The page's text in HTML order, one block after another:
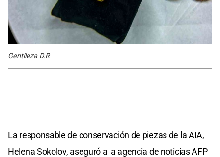
Gentileza D.R
La responsable de conservación de piezas de la AIA,
Helena Sokolov, aseguró a la agencia de noticias AFP